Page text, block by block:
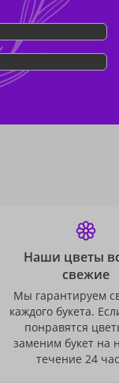
Наши цветы
свежие
Мы гарантируем
каждого букета.
понравятся
заменим букет на
течение 24